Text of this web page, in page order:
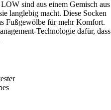
sind aus einem Gemisch aus
langlebig macht. Diese Socken
Fußgewölbe für mehr Komfort.
Technologie dafür, dass